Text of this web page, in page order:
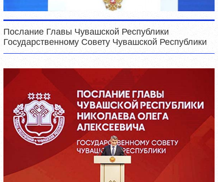
Послание Главы Чувашской Республики
Государственному Совету Чувашской Республики